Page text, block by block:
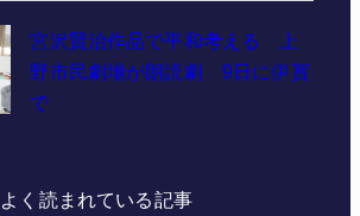
宮沢賢治作品で平和考える 上
野市民劇場が朗読劇 9日に伊賀
で
よく読まれている記事